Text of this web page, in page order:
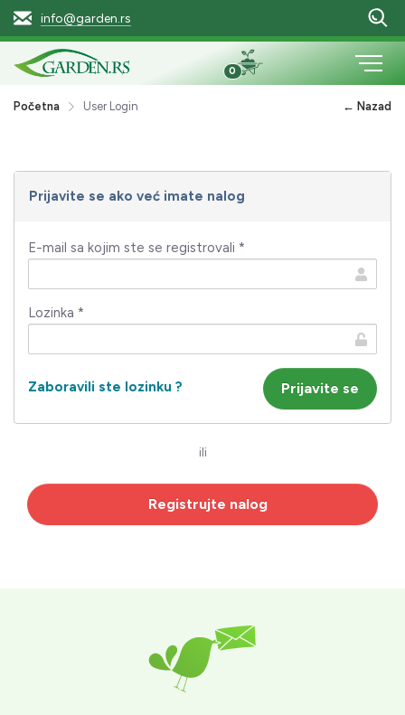
info@garden.rs
0
Početna User Login ← Nazad
Prijavite se ako već imate nalog
E-mail sa kojim ste se registrovali *
Lozinka *
Zaboravili ste lozinku ?
ili
Registrujte nalog